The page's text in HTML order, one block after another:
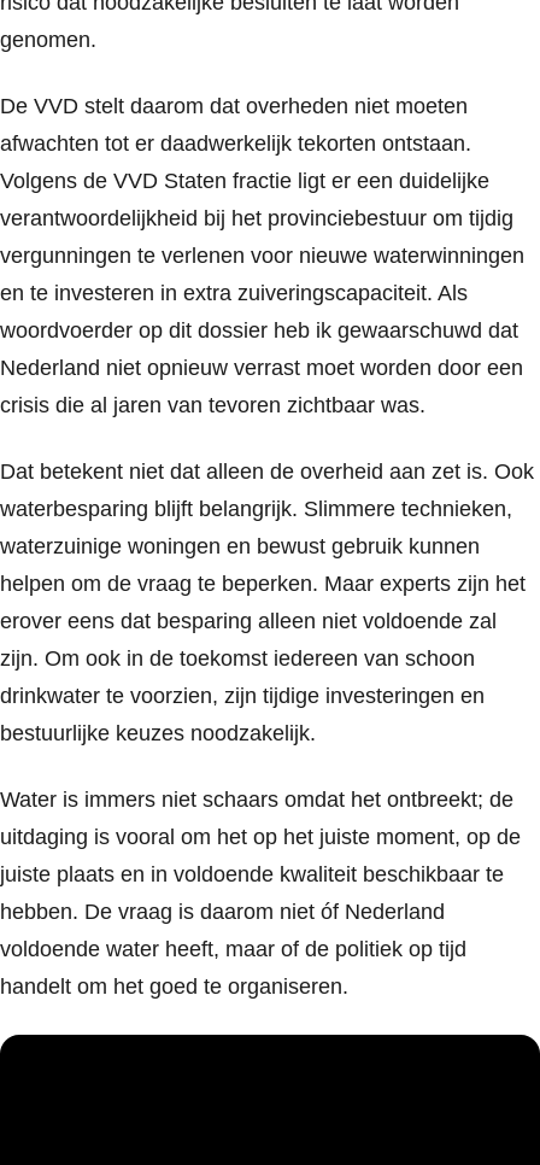
genomen.
De VVD stelt daarom dat overheden niet moeten
afwachten tot er daadwerkelijk tekorten ontstaan.
Volgens de VVD Staten fractie ligt er een duidelijke
verantwoordelijkheid bij het provinciebestuur om tijdig
vergunningen te verlenen voor nieuwe waterwinningen
en te investeren in extra zuiveringscapaciteit. Als
woordvoerder op dit dossier heb ik gewaarschuwd dat
Nederland niet opnieuw verrast moet worden door een
crisis die al jaren van tevoren zichtbaar was.
Dat betekent niet dat alleen de overheid aan zet is. Ook
waterbesparing blijft belangrijk. Slimmere technieken,
waterzuinige woningen en bewust gebruik kunnen
helpen om de vraag te beperken. Maar experts zijn het
erover eens dat besparing alleen niet voldoende zal
zijn. Om ook in de toekomst iedereen van schoon
drinkwater te voorzien, zijn tijdige investeringen en
bestuurlijke keuzes noodzakelijk.
Water is immers niet schaars omdat het ontbreekt; de
uitdaging is vooral om het op het juiste moment, op de
juiste plaats en in voldoende kwaliteit beschikbaar te
hebben. De vraag is daarom niet óf Nederland
voldoende water heeft, maar of de politiek op tijd
handelt om het goed te organiseren.